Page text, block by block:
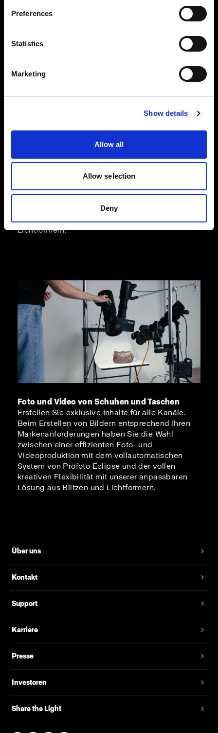
Preferences
Statistics
Marketing
Show details
Allow all
Allow selection
Deny
Unsere Flatlay-Lösungen wurden für die
dynamischen Anforderungen des E-Commerce
Sie bei der Aufnahme von qualitativ
hochwertigen Produktbildern, die für mehr
Effizienz und Unkompliziertheit von Profoto
StyleShoots Horizontal und der vollen kreativen
Lichtformern.
Foto und Video von Schuhen und Taschen
Erstellen Sie exklusive Inhalte für alle Kanäle.
Beim Erstellen von Bildern entsprechend Ihren
Markenanforderungen haben Sie die Wahl
zwischen einer effizienten Foto- und
Videoproduktion mit dem vollautomatischen
System von Profoto Eclipse und der vollen
kreativen Flexibilität mit unserer anpassbaren
Lösung aus Blitzen und Lichtformern.
Über uns
Kontakt
Support
Karriere
Presse
Investoren
Share the Light